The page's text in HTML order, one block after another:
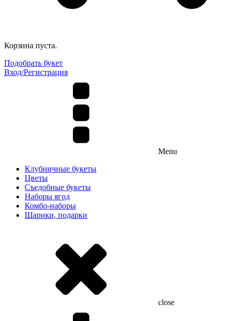
Корзина пуста.
Подобрать букет
Вход/Регистрация
Menu
Клубничные букеты
Цветы
Съедобные букеты
Наборы ягод
Комбо-наборы
Шарики, подарки
close